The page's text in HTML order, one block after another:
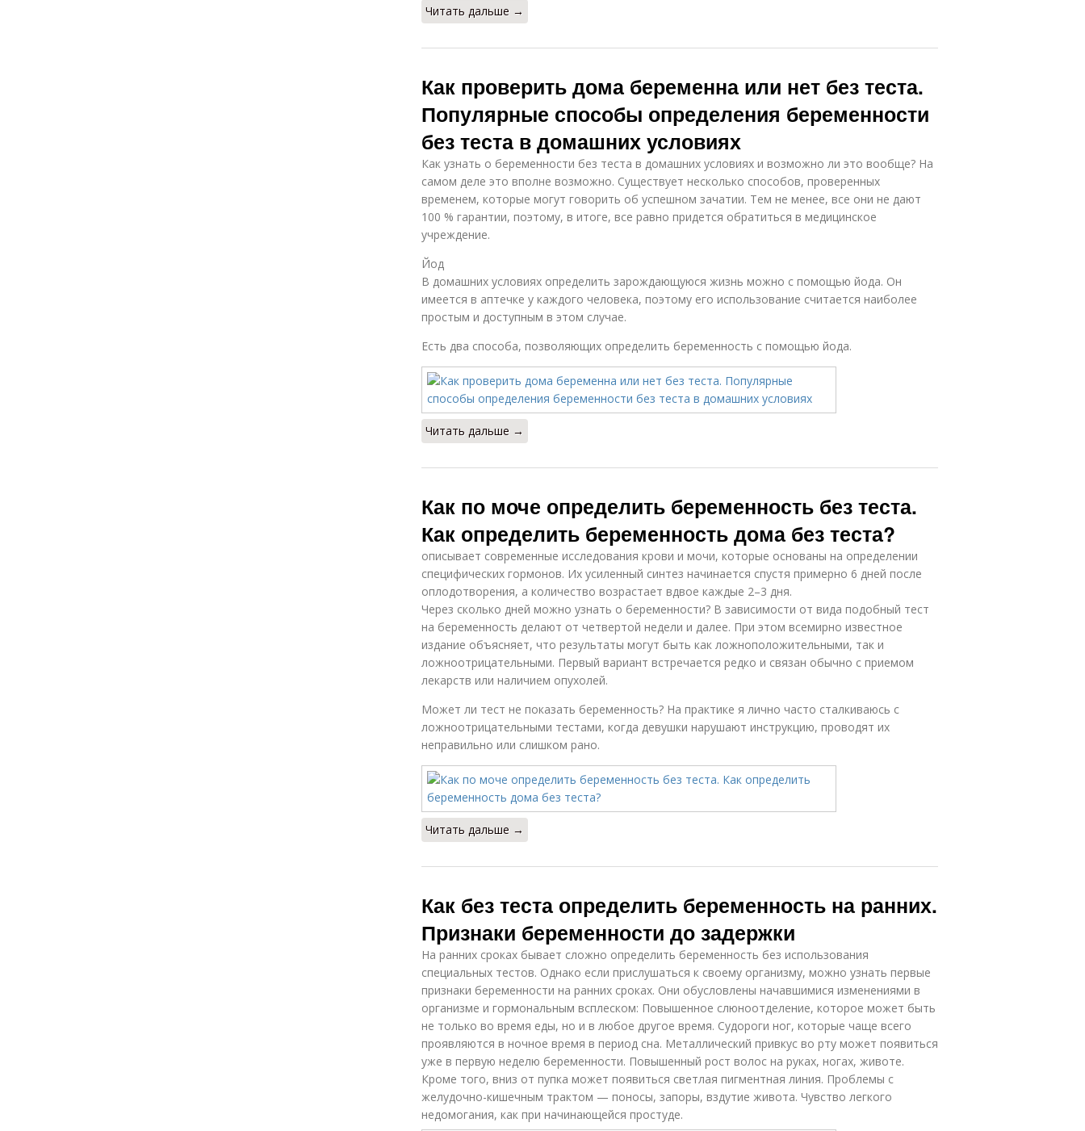
Читать дальше →
Как проверить дома беременна или нет без теста.
Популярные способы определения беременности
без теста в домашних условиях
Как узнать о беременности без теста в домашних условиях и возможно ли это вообще? На
самом деле это вполне возможно. Существует несколько способов, проверенных
временем, которые могут говорить об успешном зачатии. Тем не менее, все они не дают
100 % гарантии, поэтому, в итоге, все равно придется обратиться в медицинское
учреждение.
Йод
В домашних условиях определить зарождающуюся жизнь можно с помощью йода. Он
имеется в аптечке у каждого человека, поэтому его использование считается наиболее
простым и доступным в этом случае.
Есть два способа, позволяющих определить беременность с помощью йода.
Читать дальше →
Как по моче определить беременность без теста.
Как определить беременность дома без теста?
описывает современные исследования крови и мочи, которые основаны на определении
специфических гормонов. Их усиленный синтез начинается спустя примерно 6 дней после
оплодотворения, а количество возрастает вдвое каждые 2–3 дня.
Через сколько дней можно узнать о беременности? В зависимости от вида подобный тест
на беременность делают от четвертой недели и далее. При этом всемирно известное
издание объясняет, что результаты могут быть как ложноположительными, так и
ложноотрицательными. Первый вариант встречается редко и связан обычно с приемом
лекарств или наличием опухолей.
Может ли тест не показать беременность? На практике я лично часто сталкиваюсь с
ложноотрицательными тестами, когда девушки нарушают инструкцию, проводят их
неправильно или слишком рано.
Читать дальше →
Как без теста определить беременность на ранних.
Признаки беременности до задержки
На ранних сроках бывает сложно определить беременность без использования
специальных тестов. Однако если прислушаться к своему организму, можно узнать первые
признаки беременности на ранних сроках. Они обусловлены начавшимися изменениями в
организме и гормональным всплеском: Повышенное слюноотделение, которое может быть
не только во время еды, но и в любое другое время. Судороги ног, которые чаще всего
проявляются в ночное время в период сна. Металлический привкус во рту может появиться
уже в первую неделю беременности. Повышенный рост волос на руках, ногах, животе.
Кроме того, вниз от пупка может появиться светлая пигментная линия. Проблемы с
желудочно-кишечным трактом — поносы, запоры, вздутие живота. Чувство легкого
недомогания, как при начинающейся простуде.